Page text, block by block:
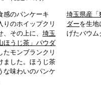
感のパンケーキ
りのホイップクリ
、その上に、 埼玉
ほうじ茶」パウダ
たモンブランクリ
ました。ほうじ茶
な味わいのパンケ
埼玉県産「
ダーを生地
げたバウム